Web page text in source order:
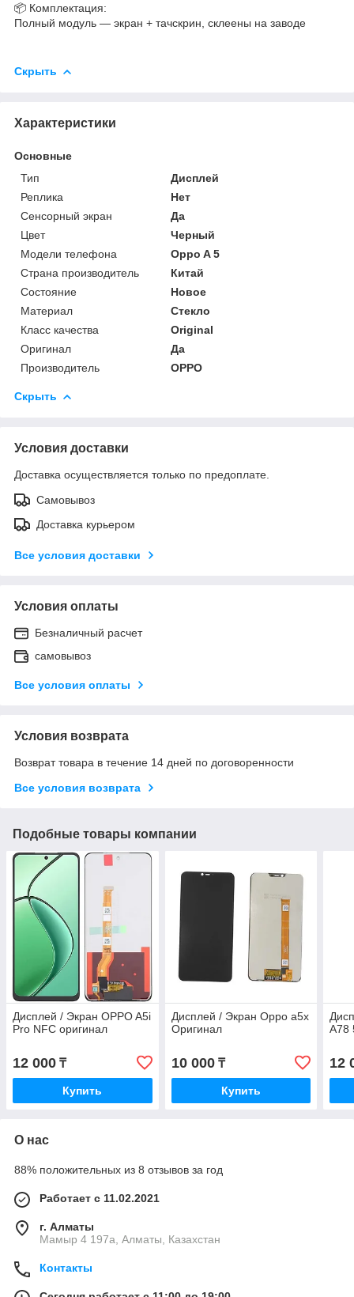
📦 Комплектация:
Полный модуль — экран + тачскрин, склеены на заводе
Скрыть
Характеристики
Основные
Тип
Дисплей
Реплика
Нет
Сенсорный экран
Да
Цвет
Черный
Модели телефона
Oppo A 5
Страна производитель
Китай
Состояние
Новое
Материал
Стекло
Класс качества
Original
Оригинал
Да
Производитель
OPPO
Скрыть
Условия доставки
Доставка осуществляется только по предоплате.
Самовывоз
Доставка курьером
Все условия доставки
Условия оплаты
Безналичный расчет
самовывоз
Все условия оплаты
Условия возврата
Возврат товара в течение 14 дней по договоренности
Все условия возврата
Подобные товары компании
Дисплей / Экран OPPO A5i
Pro NFC оригинал
12 000 ₸
Купить
Дисплей / Экран Oppo a5x
Оригинал
10 000₸
Купить
A78
12
О нас
88% положительных из 8 отзывов за год
Работает с 11.02.2021
г. Алматы
Мамыр 4 197а, Алматы, Казахстан
Контакты